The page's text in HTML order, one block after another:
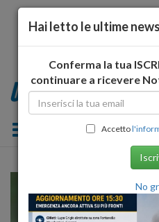
Toggle
Hai letto le ultime
Conferma la tua
continuare a ricevere
Accetto
No